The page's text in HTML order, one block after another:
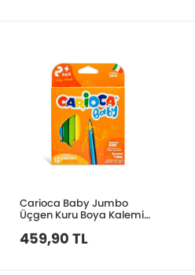
Carioca Baby Jumbo
Üçgen Kuru Boya Kalemi
10’lu 42819
459,90 TL